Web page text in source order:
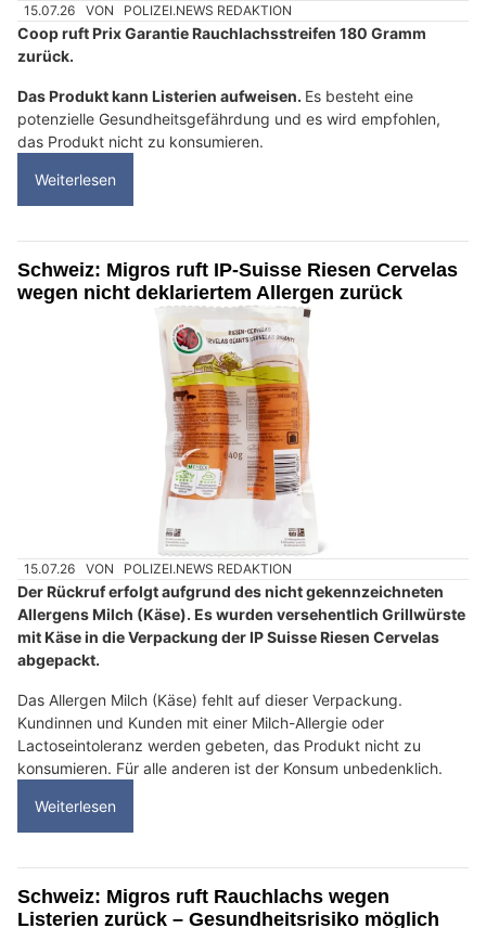
15.07.26 VON POLIZEI.NEWS REDAKTION
Coop ruft Prix Garantie Rauchlachsstreifen 180 Gramm
zurück.
Das Produkt kann Listerien aufweisen. Es besteht eine
potenzielle Gesundheitsgefährdung und es wird empfohlen,
das Produkt nicht zu konsumieren.
Weiterlesen
Schweiz: Migros ruft IP-Suisse Riesen Cervelas
wegen nicht deklariertem Allergen zurück
15.07.26 VON POLIZEI.NEWS REDAKTION
Der Rückruf erfolgt aufgrund des nicht gekennzeichneten
Allergens Milch (Käse). Es wurden versehentlich Grillwürste
mit Käse in die Verpackung der IP Suisse Riesen Cervelas
abgepackt.
Das Allergen Milch (Käse) fehlt auf dieser Verpackung.
Kundinnen und Kunden mit einer Milch-Allergie oder
Lactoseintoleranz werden gebeten, das Produkt nicht zu
konsumieren. Für alle anderen ist der Konsum unbedenklich.
Weiterlesen
Schweiz: Migros ruft Rauchlachs wegen
Listerien zurück – Gesundheitsrisiko möglich